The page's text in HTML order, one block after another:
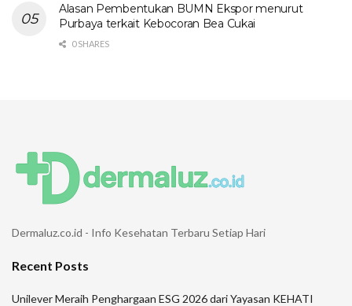
Alasan Pembentukan BUMN Ekspor menurut
Purbaya terkait Kebocoran Bea Cukai
0 SHARES
Dermaluz.co.id - Info Kesehatan Terbaru Setiap Hari
Recent Posts
Unilever Meraih Penghargaan ESG 2026 dari Yayasan KEHATI